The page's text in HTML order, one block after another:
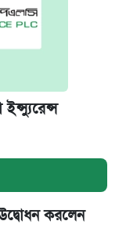
করলেন